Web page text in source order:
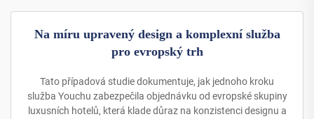
Na míru upravený design a komplexní služba
pro evropský trh
Tato případová studie dokumentuje, jak jednoho kroku
služba Youchu zabezpečila objednávku od evropské skupiny
luxusních hotelů, která klade důraz na konzistenci designu a